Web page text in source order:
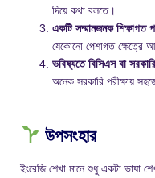
দিয়ে কথা বলতে।
একটি সম্মানজনক শিক্ষাগত
যেকোনো পেশাগত ক্ষেত্রে
ভবিষ্যতে বিসিএস বা
অনেক সরকারি পরীক্ষায়
উপসংহার
ইংরেজি শেখা মানে শুধু একটা